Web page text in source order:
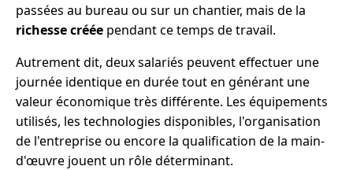
passées au bureau ou sur un chantier, mais de la
richesse créée pendant ce temps de travail.
Autrement dit, deux salariés peuvent effectuer une
journée identique en durée tout en générant une
valeur économique très différente. Les équipements
utilisés, les technologies disponibles, l'organisation
de l'entreprise ou encore la qualification de la main-
d'œuvre jouent un rôle déterminant.